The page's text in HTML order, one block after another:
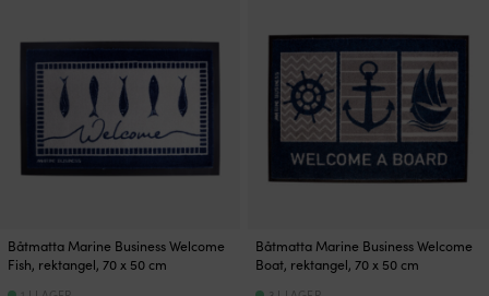
Båtmatta Marine Business Welcome
Fish, rektangel, 70 x 50 cm
Båtmatta Marine Business Welcome
Boat, rektangel, 70 x 50 cm